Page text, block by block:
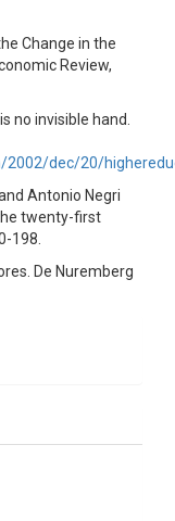
Change in the
Review,
no invisible hand.
dec/20/
Antonio Negri
twenty-first
198.
De Nuremberg